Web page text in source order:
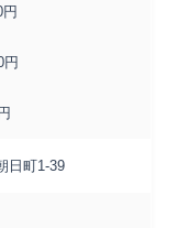
日町1-39